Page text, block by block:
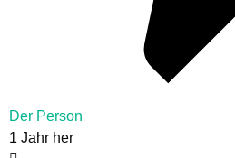
Der Person
1 Jahr her